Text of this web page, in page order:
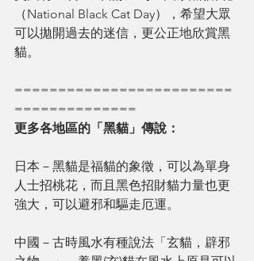
（National Black Cat Day），希望大眾
可以拋開過去的迷信，更公正地欣賞黑
貓。
=========================
==============
更多各地區的「黑貓」傳說：
日本－黑貓是福貓的象徵，可以為單身
人士招桃花，而且黑色招財貓力量也更
強大，可以避邪和驅走厄運。
中國－古時風水有種說法「玄貓，辟邪